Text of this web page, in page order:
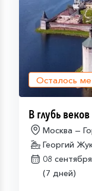
Осталось
В глубь веков
Москва —
Георгий
08
(7 дней)